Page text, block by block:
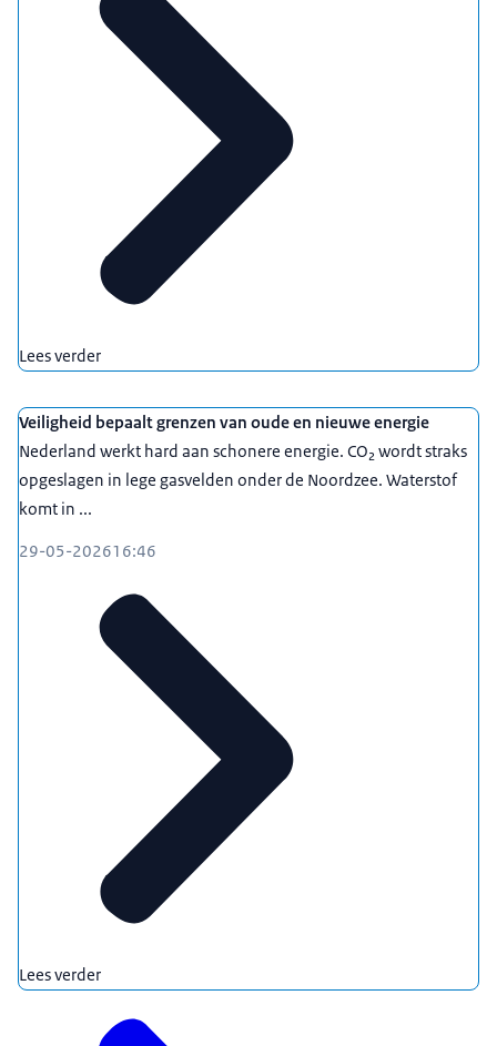
Lees verder
Veiligheid bepaalt grenzen van oude en nieuwe energie
Nederland werkt hard aan schonere energie. CO₂ wordt straks
opgeslagen in lege gasvelden onder de Noordzee. Waterstof
komt in ...
29-05-202616:46
Lees verder